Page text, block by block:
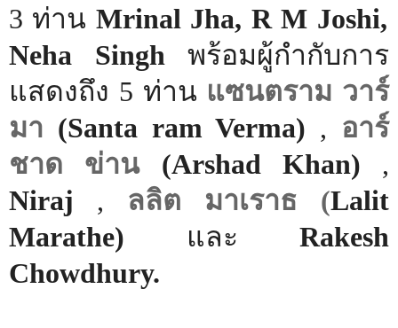
3 ท่าน Mrinal Jha, R M Joshi,
Neha Singhพร้อมผู้กำกับการ
แสดงถึง 5 ท่าน แซนตราม วาร์
มา (Santa ram Verma) , อาร์
ชาด ข่าน(Arshad Khan) ,
Niraj , ลลิต มาเราธ (Lalit
Marathe) และ Rakesh
Chowdhury.